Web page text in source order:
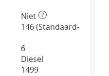
Niet ?
146 (Standaard-
6
Diesel
1499